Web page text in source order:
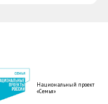
Национальный проект
«Семья»